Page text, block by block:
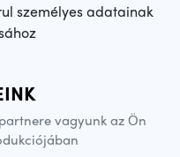
személyes adatainak
vagyunk az Ön